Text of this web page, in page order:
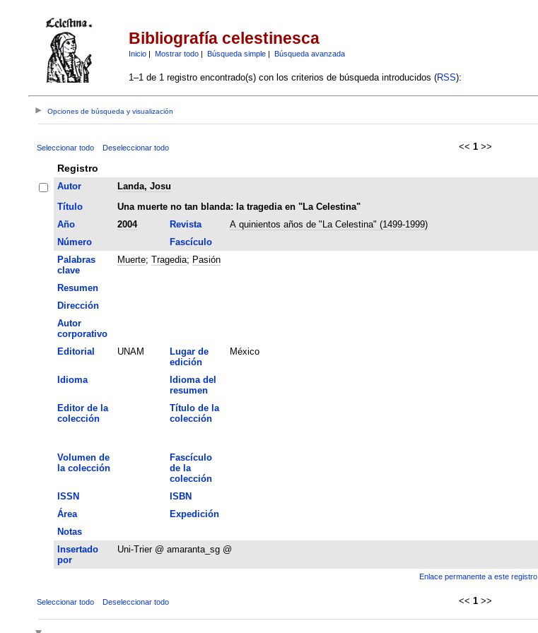
Bibliografía celestinesca
Inicio| Mostrar todo| Búsqueda simple| Búsqueda avanzada
1–1 de 1 registro encontrado(s) con los criterios de búsqueda introducidos (RSS):
Opciones de búsqueda y visualización
Seleccionar todo Deseleccionar todo << 1 >>
Registro
Autor
Landa, Josu
Título
Una muerte no tan blanda: la tragedia en "La Celestina"
Año
2004 Revista A quinientos años de "La Celestina" (1499-1999)
Número
Fascículo
Palabras
clave
Muerte; Tragedia; Pasión
Resumen
Dirección
Autor
corporativo
Editorial UNAM
Lugar de
edición
México
Idioma
Idioma del
resumen
Editor de la
colección
Título de la
colección
Volumen de
la colección
Fascículo
de la
colección
ISSN ISBN
Área
Expedición
Notas
Insertado
por
Uni-Trier @ amaranta_sg @
Enlace permanente a este registro
Seleccionar todo Deseleccionar todo << 1 >>